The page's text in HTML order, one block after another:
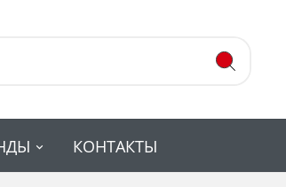
КОНТАКТЫ